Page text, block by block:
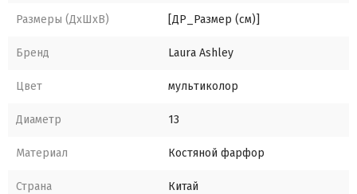
Размеры (ДхШхВ) [ДР_Размер (см)]
Бренд Laura Ashley
Цвет мультиколор
Диаметр 13
Материал Костяной фарфор
Страна Китай